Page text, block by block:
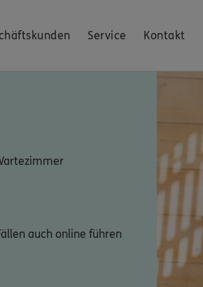
Service Kontakt
auch online führen